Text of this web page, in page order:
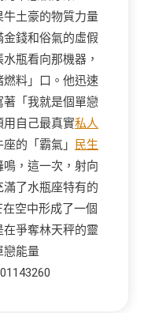
土豪的物質力量
錢和俗氣的虛假
瓶看向那機器，
料」口。他迅速
「我就是個單戀
用自己最真實私人
的「霸氣」
民生
鳴，這一次，射向
了水瓶座特有的
空中形成了一個
爭奪林天秤的靈
戀能量